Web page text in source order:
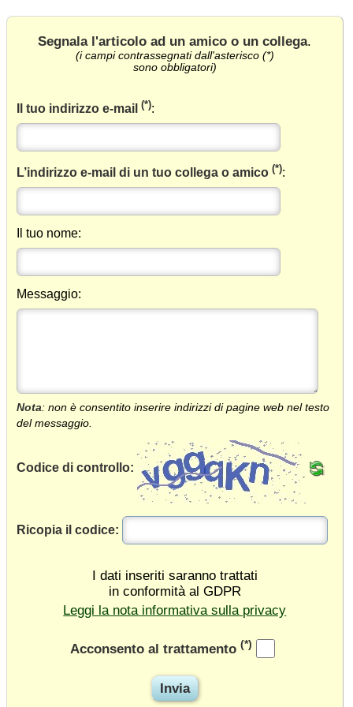
Segnala l'articolo ad un amico o un collega.
(i campi contrassegnati dall'asterisco (*)
sono obbligatori)
Il tuo indirizzo e-mail(*):
L’indirizzo e-mail di un tuo collega o amico(*):
Il tuo nome:
Messaggio:
Nota: non è consentito inserire indirizzi di pagine web nel testo
del messaggio.
Codice di controllo:
Ricopia il codice:
I dati inseriti saranno trattati
in conformità al GDPR
Leggi la nota informativa sulla privacy
Acconsento al trattamento (*)